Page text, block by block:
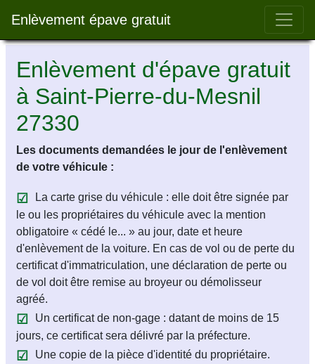
Enlèvement épave gratuit Bar
Enlèvement d'épave gratuit
à Saint-Pierre-du-Mesnil
27330
Les documents demandées le jour de l'enlèvement
de votre véhicule :
La carte grise du véhicule : elle doit être signée par
le ou les propriétaires du véhicule avec la mention
obligatoire « cédé le... » au jour, date et heure
d'enlèvement de la voiture. En cas de vol ou de perte du
certificat d'immatriculation, une déclaration de perte ou
de vol doit être remise au broyeur ou démolisseur
agréé.
Un certificat de non-gage : datant de moins de 15
jours, ce certificat sera délivré par la préfecture.
Une copie de la pièce d'identité du propriétaire.